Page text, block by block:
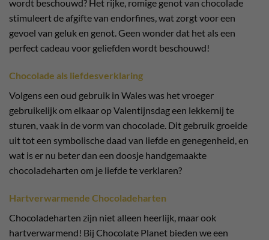
wordt beschouwd? Het rijke, romige genot van chocolade
stimuleert de afgifte van endorfines, wat zorgt voor een
gevoel van geluk en genot. Geen wonder dat het als een
perfect cadeau voor geliefden wordt beschouwd!
Chocolade als liefdesverklaring
Volgens een oud gebruik in Wales was het vroeger
gebruikelijk om elkaar op Valentijnsdag een lekkernij te
sturen, vaak in de vorm van chocolade. Dit gebruik groeide
uit tot een symbolische daad van liefde en genegenheid, en
wat is er nu beter dan een doosje handgemaakte
chocoladeharten om je liefde te verklaren?
Hartverwarmende Chocoladeharten
Chocoladeharten zijn niet alleen heerlijk, maar ook
hartverwarmend! Bij Chocolate Planet bieden we een